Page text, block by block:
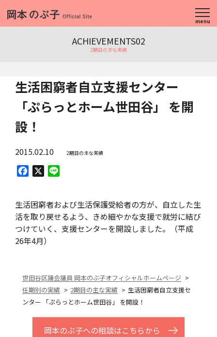
menu
ACHIEVEMENTS02
2期目の主な実績
生活困窮者自立支援センター
「ぷらっとホーム世田谷」 を開
設！
2015.02.10 2期目の主な実績
Facebook
生活困窮者および生活保護受給者の方が、自立した生
活を取り戻せるよう、きめ細やかな支援で就労に結び
つけていく、支援センターを開設しました。（平成
26年4月）
世田谷区議会議員 岡本のぶ子オフィシャルホームページ
任期別の実績
2期目の主な実績
生活困窮者自立支援セ
ンター 「ぷらっとホーム世田谷」 を開設！
岡本のぶ子への相談はこちらから